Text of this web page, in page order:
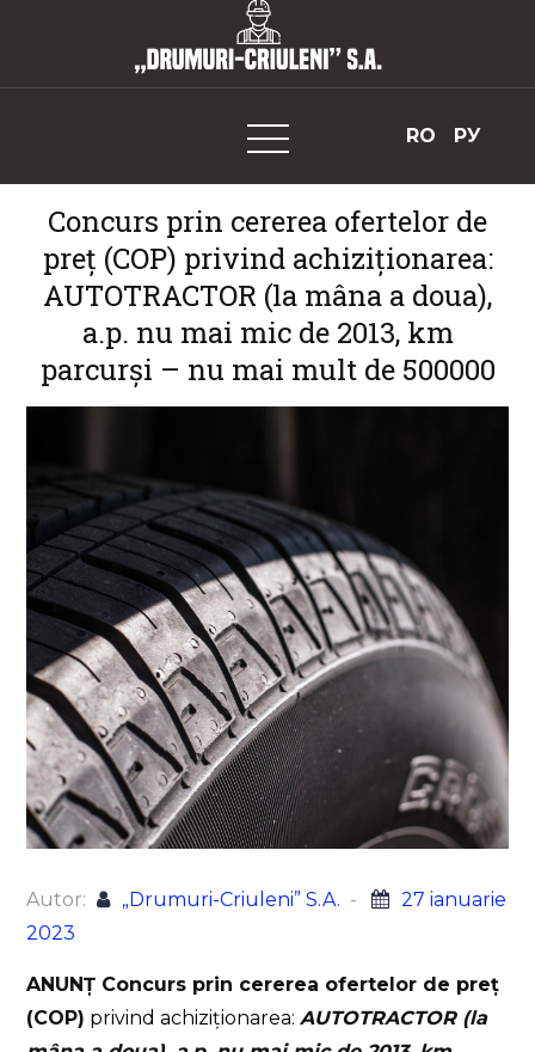
content
РУ
RO
„Drumuri-Criuleni” S.A.
Concurs prin cererea ofertelor de
preț (COP) privind achiziționarea:
AUTOTRACTOR (la mâna a doua),
a.p. nu mai mic de 2013, km
parcurși – nu mai mult de 500000
Autor: „Drumuri-Criuleni” S.A.
27 ianuarie
2023
ANUNȚ Concurs prin cererea ofertelor de preț
(COP) privind achiziționarea:AUTOTRACTOR (la